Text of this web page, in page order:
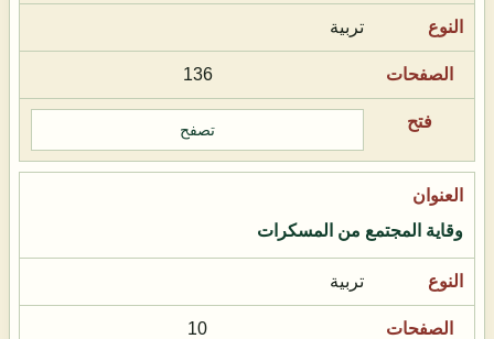
تربية
136
تصفح
وقاية المجتمع من المسكرات
تربية
10